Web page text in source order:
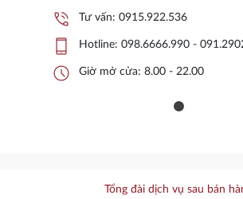
phone_in_talk Tư vấn: 0915.922.536
phone_iphone Hotline: 098.6666.990 -
schedule Giờ mở cửa: 8.00 - 22.00
Tổng đài dịch vụ sau bán